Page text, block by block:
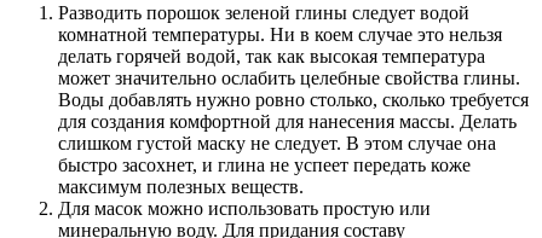
Разводить порошок зеленой глины следует водой
комнатной температуры. Ни в коем случае это нельзя
делать горячей водой, так как высокая температура
может значительно ослабить целебные свойства глины.
Воды добавлять нужно ровно столько, сколько требуется
для создания комфортной для нанесения массы. Делать
слишком густой маску не следует. В этом случае она
быстро засохнет, и глина не успеет передать коже
максимум полезных веществ.
Для масок можно использовать простую или
минеральную воду. Для придания составу